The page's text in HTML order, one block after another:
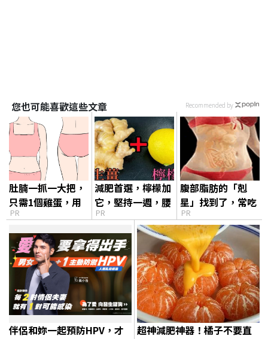
您也可能喜歡這些文章
肚腩一抓一大把，
只需1個雞蛋，用
一個瘦一個
PR
減肥首選，檸檬加
它，堅持一週，腰
細了，瘦到你懷疑
人生
PR
腹部脂肪的「剋
星」找到了，常吃
這幾物，吃走大肚
囊，瘦出小蠻腰
PR
伴侶和妳一起預防HPV，才
超神減肥神器！橘子不要直
Recommended by